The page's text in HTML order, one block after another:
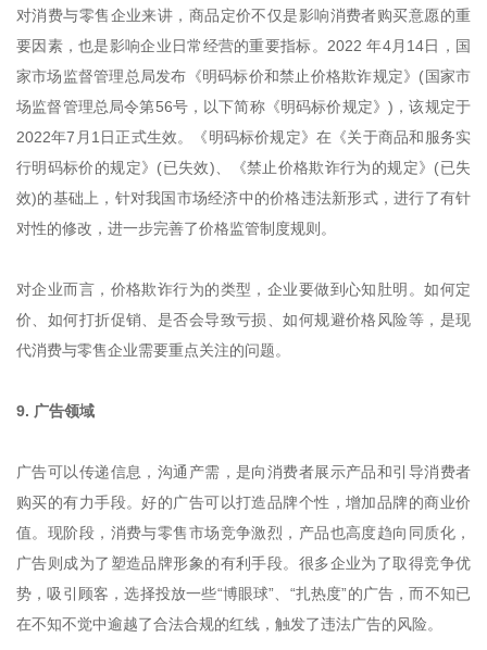
对消费与零售企业来讲，商品定价不仅是影响消费者购买意愿的重
要因素，也是影响企业日常经营的重要指标。2022 年4月14日，国
家市场监督管理总局发布《明码标价和禁止价格欺诈规定》(国家市
场监督管理总局令第56号，以下简称《明码标价规定》)，该规定于
2022年7月1日正式生效。《明码标价规定》在《关于商品和服务实
行明码标价的规定》(已失效)、《禁止价格欺诈行为的规定》(已失
效)的基础上，针对我国市场经济中的价格违法新形式，进行了有针
对性的修改，进一步完善了价格监管制度规则。
对企业而言，价格欺诈行为的类型，企业要做到心知肚明。如何定
价、如何打折促销、是否会导致亏损、如何规避价格风险等，是现
代消费与零售企业需要重点关注的问题。
9. 广告领域
广告可以传递信息，沟通产需，是向消费者展示产品和引导消费者
购买的有力手段。好的广告可以打造品牌个性，增加品牌的商业价
值。现阶段，消费与零售市场竞争激烈，产品也高度趋向同质化，
广告则成为了塑造品牌形象的有利手段。很多企业为了取得竞争优
势，吸引顾客，选择投放一些“博眼球”、“扎热度”的广告，而不知已
在不知不觉中逾越了合法合规的红线，触发了违法广告的风险。